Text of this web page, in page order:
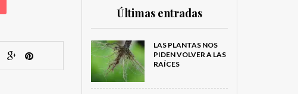
Últimas entradas
LAS PLANTAS NOS
PIDEN VOLVER A LAS
RAÍCES